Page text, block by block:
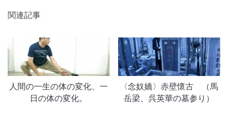
関連記事
人間の一生の体の変化、一
日の体の変化。
〈念奴嬌〉赤壁懷古 （馬
岳梁、呉英華の墓参り）